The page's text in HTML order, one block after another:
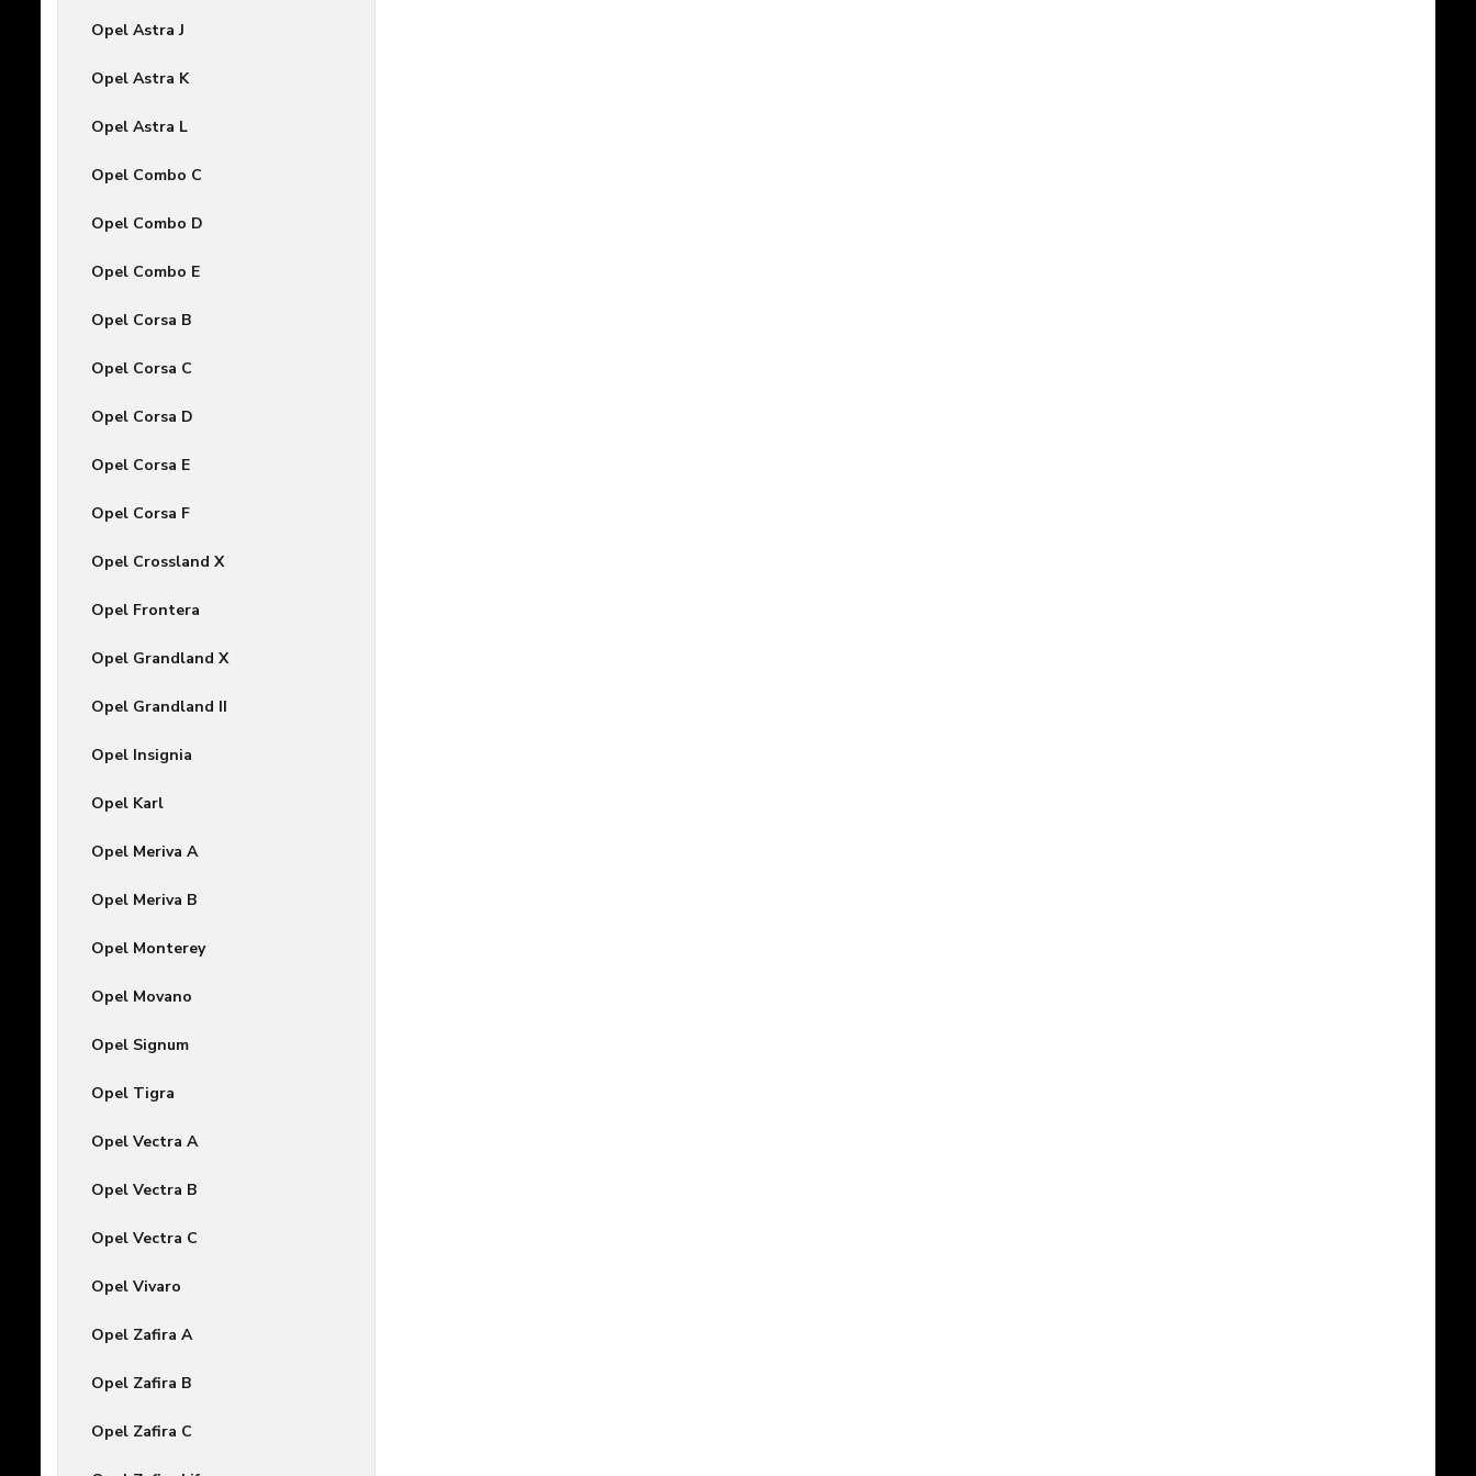
Opel Astra J
Opel Astra K
Opel Astra L
Opel Combo C
Opel Combo D
Opel Combo E
Opel Corsa B
Opel Corsa C
Opel Corsa D
Opel Corsa E
Opel Corsa F
Opel Crossland X
Opel Frontera
Opel Grandland X
Opel Grandland II
Opel Insignia
Opel Karl
Opel Meriva A
Opel Meriva B
Opel Monterey
Opel Movano
Opel Signum
Opel Tigra
Opel Vectra A
Opel Vectra B
Opel Vectra C
Opel Vivaro
Opel Zafira A
Opel Zafira B
Opel Zafira C